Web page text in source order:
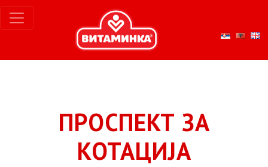
ПРОСПЕКТ ЗА
КОТАЦИЈА